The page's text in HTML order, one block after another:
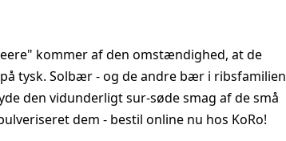
kommer af den omstændighed, at de
tysk. Solbær - og de andre bær i ribsfamilien
den vidunderligt sur-søde smag af de små
dem - bestil online nu hos KoRo!